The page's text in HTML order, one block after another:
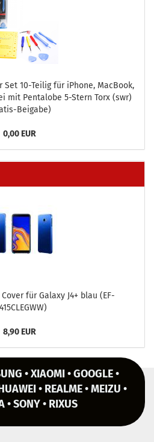
Set 10-​Teilig für iPho­ne, MacBook,
mit Pen­talo­be 5-​Stern Torx (swr)
​Beigabe)
0,00 EUR
für Ga­la­xy J4+ blau (EF-​
8,90 EUR
• XIAOMI • GOOGLE •
• REALME • MEIZU •
• SONY • RIXUS